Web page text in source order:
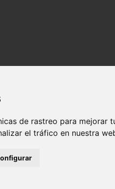
de rastreo para mejorar
el tráfico en nuestra